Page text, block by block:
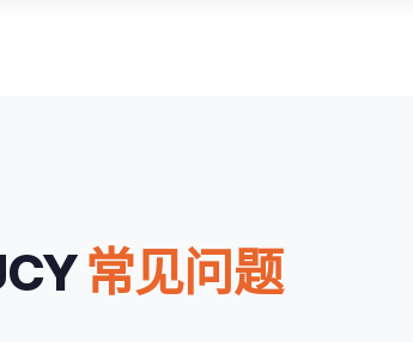
常见问题